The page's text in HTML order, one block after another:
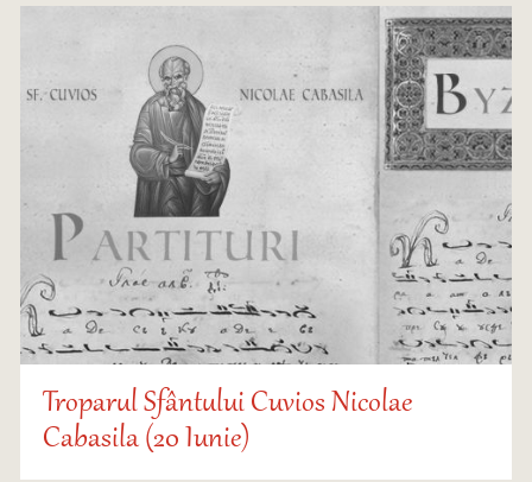
Troparul Sfântului Cuvios Nicolae
Cabasila (20 Iunie)